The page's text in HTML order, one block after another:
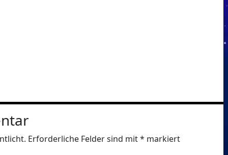
Erforderliche Felder sind mit* markiert